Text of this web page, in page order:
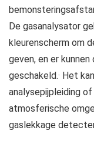
De gasanalysator
kleurenscherm om
geven, en er
geschakeld.· Het
analysepijpleiding
atmosferische
gaslekkage